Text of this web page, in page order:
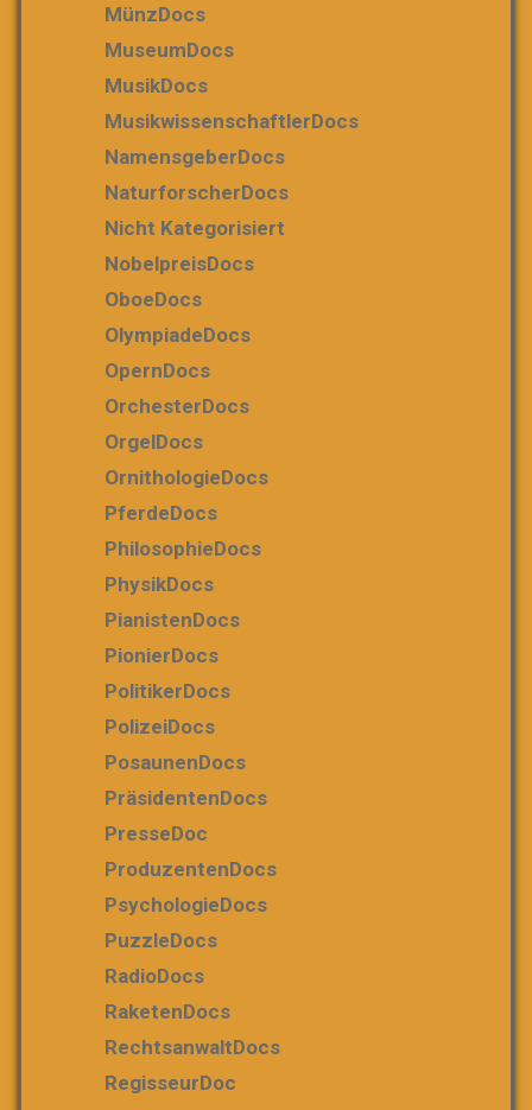
MünzDocs
MuseumDocs
MusikDocs
MusikwissenschaftlerDocs
NamensgeberDocs
NaturforscherDocs
Nicht Kategorisiert
NobelpreisDocs
OboeDocs
OlympiadeDocs
OpernDocs
OrchesterDocs
OrgelDocs
OrnithologieDocs
PferdeDocs
PhilosophieDocs
PhysikDocs
PianistenDocs
PionierDocs
PolitikerDocs
PolizeiDocs
PosaunenDocs
PräsidentenDocs
PresseDoc
ProduzentenDocs
PsychologieDocs
PuzzleDocs
RadioDocs
RaketenDocs
RechtsanwaltDocs
RegisseurDoc